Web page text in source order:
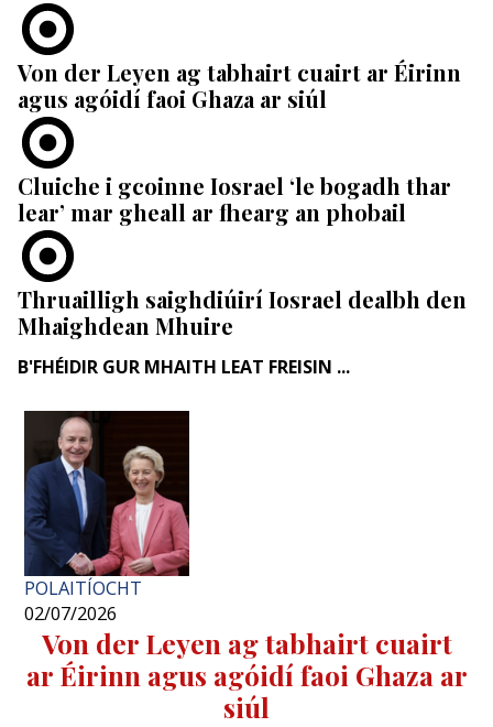
Von der Leyen ag tabhairt cuairt ar Éirinn
agus agóidí faoi Ghaza ar siúl
Cluiche i gcoinne Iosrael ‘le bogadh thar
lear’ mar gheall ar fhearg an phobail
Thruailligh saighdiúirí Iosrael dealbh den
Mhaighdean Mhuire
B'FHÉIDIR GUR MHAITH LEAT FREISIN ...
POLAITÍOCHT
02/07/2026
Von der Leyen ag tabhairt cuairt
ar Éirinn agus agóidí faoi Ghaza ar
siúl